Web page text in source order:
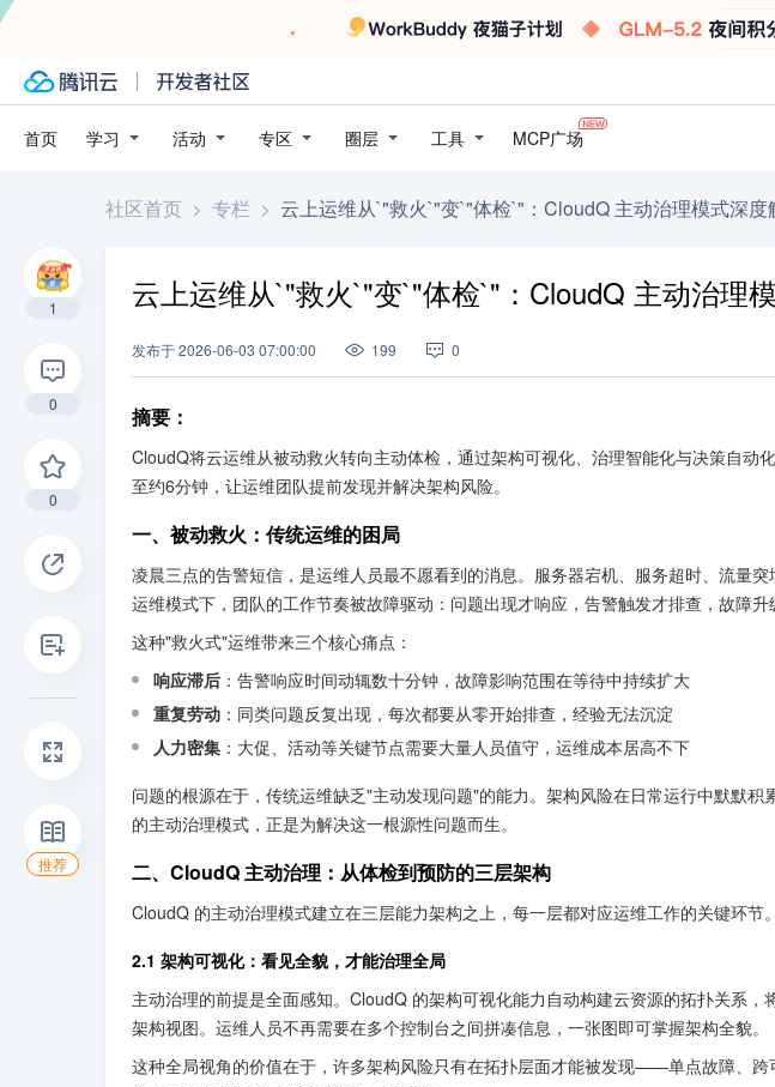
首页 学习 活动 专区 圈层 工具 MCP广场
社区首页 > 专栏 > 云上运维从`"救火`"变`"体检`"：CloudQ 主动治理模式深度
云上运维从`"救火`"变`"体检`"：CloudQ 主动治理
发布于2026-06-03 07:00:00 199 0
摘要 ：
CloudQ将云运维从被动救火转向主动体检，通过架构可视化、治理智能化与决策自动
至约6分钟，让运维团队提前发现并解决架构风险。
一、被动救火：传统运维的困局
凌晨三点的告警短信，是运维人员最不愿看到的消息。服务器宕机、服务超时、流量
运维模式下，团队的工作节奏被故障驱动：问题出现才响应，告警触发才排查，故障升
这种"救火式"运维带来三个核心痛点：
响应滞后 ：告警响应时间动辄数十分钟，故障影响范围在等待中持续扩大
重复劳动 ：同类问题反复出现，每次都要从零开始排查，经验无法沉淀
人力密集 ：大促、活动等关键节点需要大量人员值守，运维成本居高不下
问题的根源在于，传统运维缺乏"主动发现问题"的能力。架构风险在日常运行中默默
的主动治理模式，正是为解决这一根源性问题而生。
二、CloudQ 主动治理：从体检到预防的三层架构
CloudQ 的主动治理模式建立在三层能力架构之上，每一层都对应运维工作的关键环节。
2.1 架构可视化：看见全貌，才能治理全局
主动治理的前提是全面感知。CloudQ 的架构可视化能力自动构建云资源的拓扑关系
架构视图。运维人员不再需要在多个控制台之间拼凑信息，一张图即可掌握架构全貌。
这种全局视角的价值在于，许多架构风险只有在拓扑层面才能被发现——单点故障、
1
0
0
推荐